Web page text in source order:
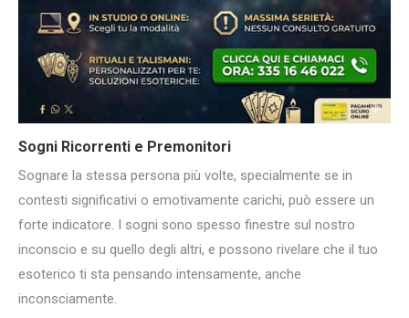
Sogni Ricorrenti e Premonitori
Sognare la stessa persona più volte, specialmente se in
contesti significativi o emotivamente carichi, può essere un
forte indicatore. I sogni sono spesso finestre sul nostro
inconscio e su quello degli altri, e possono rivelare che il tuo
esoterico ti sta pensando intensamente, anche
inconsciamente.